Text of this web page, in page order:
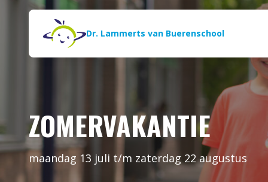
Naar de inhoud
Dr. Lammerts van Buerenschool
ZOMERVAKANTIE
maandag 13 juli t/m zaterdag 22 augustus